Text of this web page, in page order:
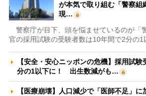
が本気で取り組む「警察
現…
警察庁が目下、頭を悩ませているのが「
官の採用試験の受験者数は10年間で2分の
【安全・安心ニッポンの危機】採用試
分の1以下に！ 出生数減がも…
【医療崩壊】人口減少で「医師不足」